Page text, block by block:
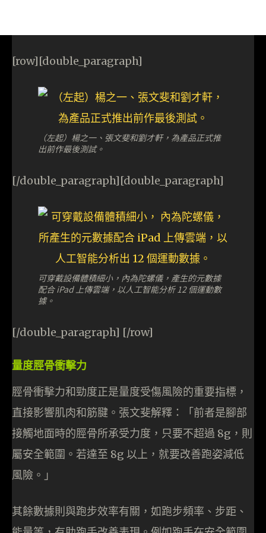
[row][double_paragraph]
（左起）楊之一、張文斐和劉才軒，為產品正式推
出前作最後測試。
[/double_paragraph][double_paragraph]
可穿戴設備體積細小，內為陀螺儀，產生的元數據
配合 iPad 上傳雲端，以人工智能分析 12 個運動數
據。
[/double_paragraph] [/row]
量度脛骨衝擊力
脛骨衝擊力和勁度正是量度受傷風險的重要指標，
直接影響肌肉和筋腱。張文斐解釋：「前者是腳部
接觸地面時的脛骨所承受力度，只要不超過 8g，則
屬安全範圍。若達至 8g 以上，就要改善跑姿減低
風險。」
其餘數據則與跑步效率有關，如跑步頻率、步距、